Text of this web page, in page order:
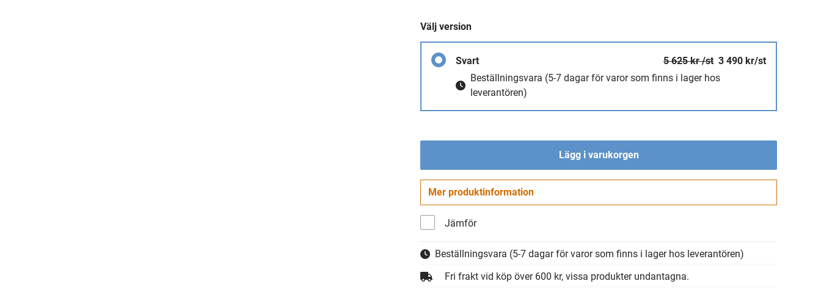
Välj version
Svart 3 490 kr/st
5 625 kr /st
Beställningsvara (5-7 dagar för varor som finns i lager hos
leverantören)
Lägg i varukorgen
Mer produktinformation
Jämför
Beställningsvara (5-7 dagar för varor som finns i lager hos leverantören)
Fri frakt vid köp över 600 kr, vissa produkter undantagna.